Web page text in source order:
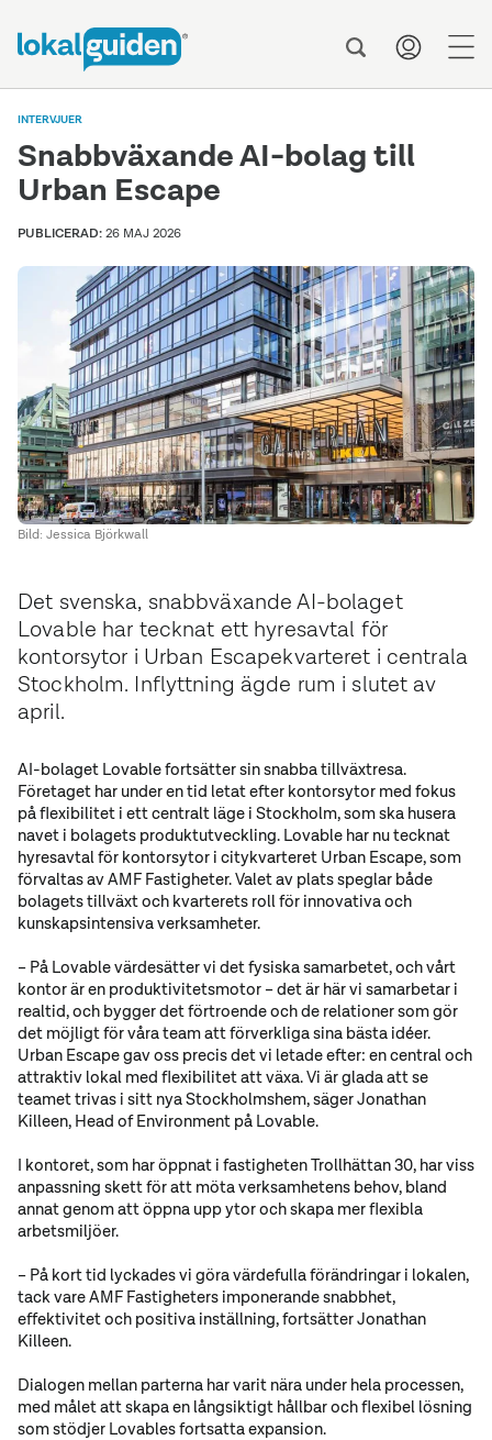
INTERVJUER
Snabbväxande AI-bolag till
Urban Escape
PUBLICERAD:26 MAJ 2026
Det svenska, snabbväxande AI-bolaget
Lovable har tecknat ett hyresavtal för
kontorsytor i Urban Escapekvarteret i centrala
Stockholm. Inflyttning ägde rum i slutet av
april.
Bild: Jessica Björkwall
AI-bolaget Lovable fortsätter sin snabba tillväxtresa.
Företaget har under en tid letat efter kontorsytor med fokus
på flexibilitet i ett centralt läge i Stockholm, som ska husera
navet i bolagets produktutveckling. Lovable har nu tecknat
hyresavtal för kontorsytor i citykvarteret Urban Escape, som
förvaltas av AMF Fastigheter. Valet av plats speglar både
bolagets tillväxt och kvarterets roll för innovativa och
kunskapsintensiva verksamheter.
– På Lovable värdesätter vi det fysiska samarbetet, och vårt
kontor är en produktivitetsmotor – det är här vi samarbetar i
realtid, och bygger det förtroende och de relationer som gör
det möjligt för våra team att förverkliga sina bästa idéer.
Urban Escape gav oss precis det vi letade efter: en central och
attraktiv lokal med flexibilitet att växa. Vi är glada att se
teamet trivas i sitt nya Stockholmshem, säger Jonathan
Killeen, Head of Environment på Lovable.
I kontoret, som har öppnat i fastigheten Trollhättan 30, har viss
anpassning skett för att möta verksamhetens behov, bland
annat genom att öppna upp ytor och skapa mer flexibla
arbetsmiljöer.
– På kort tid lyckades vi göra värdefulla förändringar i lokalen,
tack vare AMF Fastigheters imponerande snabbhet,
effektivitet och positiva inställning, fortsätter Jonathan
Killeen.
Dialogen mellan parterna har varit nära under hela processen,
med målet att skapa en långsiktigt hållbar och flexibel lösning
som stödjer Lovables fortsatta expansion.